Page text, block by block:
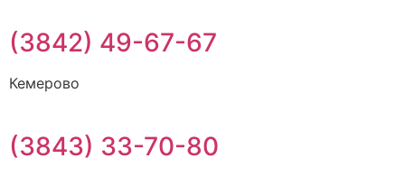
(3842) 49-67-67
Кемерово
(3843) 33-70-80